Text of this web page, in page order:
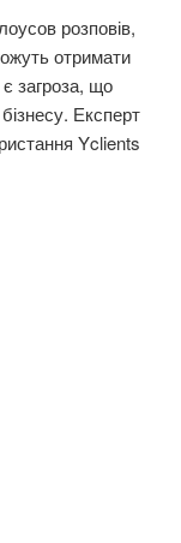
розповів,
отримати
загроза, що
Експерт
Yclients